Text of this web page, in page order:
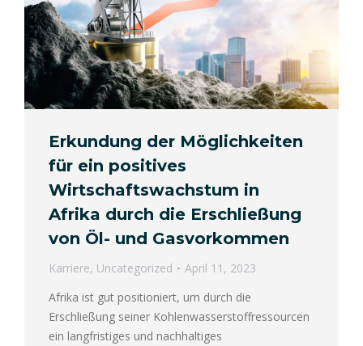
Erkundung der Möglichkeiten
für ein positives
Wirtschaftswachstum in
Afrika durch die Erschließung
von Öl- und Gasvorkommen
Karriere, Uncategorized
April 11, 2023
Afrika ist gut positioniert, um durch die
Erschließung seiner Kohlenwasserstoffressourcen
ein langfristiges und nachhaltiges